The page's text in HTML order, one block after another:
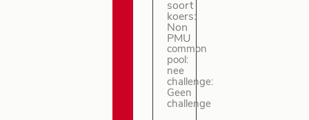
soort
koers:
Non
PMU
common
pool:
nee
challenge:
Geen
challenge